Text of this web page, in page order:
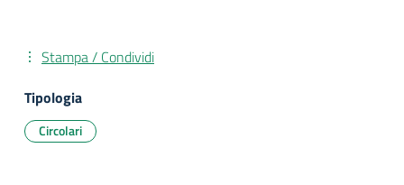
Stampa / Condividi
Tipologia
Circolari